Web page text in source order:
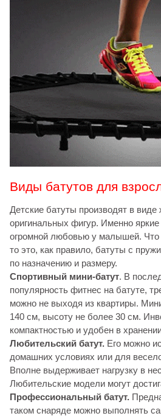
Виды батутов для
Детские батуты производят в виде
оригинальных фигур. Именно
огромной любовью у малышей. Что
то это, как правило, батуты с
по назначению и размеру.
Спортивный мини-батут. В
популярность фитнес на батуте,
можно не выходя из квартиры.
140 см, высоту не более 30 см.
компактностью и удобен в
Любительский батут. Его можно
домашних условиях или для
Вполне выдерживает нагрузку в
Любительские модели могут
Профессиональный батут.
таком снаряде можно выполнять